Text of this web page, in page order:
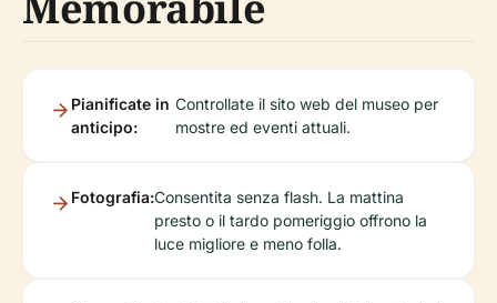
Pianificate in
anticipo:
Controllate il sito web del museo per
mostre ed eventi attuali.
Fotografia:Consentita senza flash. La mattina
presto o il tardo pomeriggio offrono la
luce migliore e meno folla.